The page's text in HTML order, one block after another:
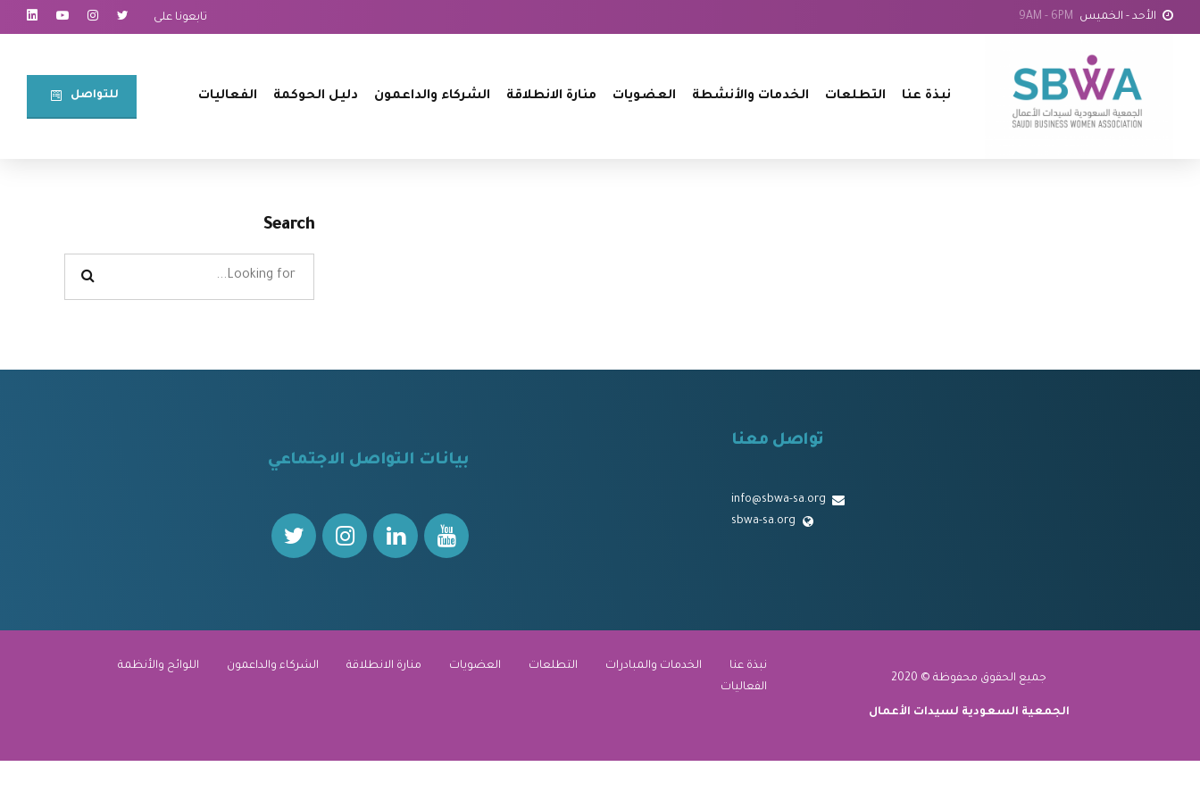
الأحد - الخميس 9AM - 6PM تابعونا على
للتواصل⠀ نبذة عنا التطلعات الخدمات والأنشطة العضويات منارة الانطلاقة الشركاء والداعمون دليل الحوكمة الفعاليات
Search
تواصل معنا
info@sbwa-sa.org
sbwa-sa.org
بيانات التواصل الاجتماعي
جميع الحقوق محفوظة © 2020
الجمعية السعودية لسيدات الأعمال
نبذة عنا الخدمات والمبادرات التطلعات العضويات منارة الانطلاقة الشركاء والداعمون
اللوائح والأنظمة
الفعاليات